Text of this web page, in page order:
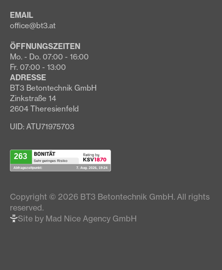
EMAIL
office@bt3.at
ÖFFNUNGSZEITEN
Mo. - Do. 07:00 - 16:00
Fr. 07:00 - 13:00
ADRESSE
BT3 Betontechnik GmbH
Zinkstraße 14
2604 Theresienfeld
UID: ATU71975703
Copyright © 2026 BT3 Betontechnik GmbH. All rights
reserved.
Site by Mad Nice Agency GmbH